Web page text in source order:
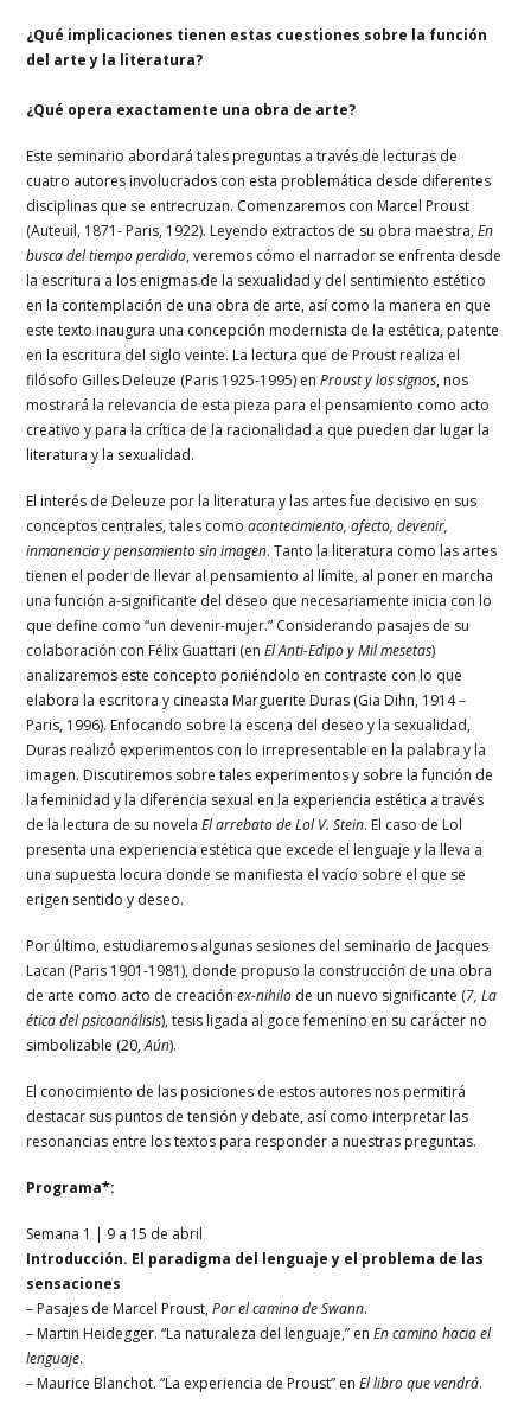
¿Qué implicaciones tienen estas cuestiones sobre la función
del arte y la literatura?
¿Qué opera exactamente una obra de arte?
Este seminario abordará tales preguntas a través de lecturas de
cuatro autores involucrados con esta problemática desde diferentes
disciplinas que se entrecruzan. Comenzaremos con Marcel Proust
(Auteuil, 1871- Paris, 1922). Leyendo extractos de su obra maestra,En
busca del tiempo perdido, veremos cómo el narrador se enfrenta desde
la escritura a los enigmas de la sexualidad y del sentimiento estético
en la contemplación de una obra de arte, así como la manera en que
este texto inaugura una concepción modernista de la estética, patente
en la escritura del siglo veinte. La lectura que de Proust realiza el
filósofo Gilles Deleuze (Paris 1925-1995) enProust y los signos, nos
mostrará la relevancia de esta pieza para el pensamiento como acto
creativo y para la crítica de la racionalidad a que pueden dar lugar la
literatura y la sexualidad.
El interés de Deleuze por la literatura y las artes fue decisivo en sus
conceptos centrales, tales comoacontecimiento, afecto, devenir,
inmanencia y pensamiento sin imagen. Tanto la literatura como las artes
tienen el poder de llevar al pensamiento al límite, al poner en marcha
una función a-significante del deseo que necesariamente inicia con lo
que define como “un devenir-mujer.” Considerando pasajes de su
colaboración con Félix Guattari (enEl Anti-Edipo y Mil mesetas)
analizaremos este concepto poniéndolo en contraste con lo que
elabora la escritora y cineasta Marguerite Duras (Gia Dihn, 1914 –
Paris, 1996). Enfocando sobre la escena del deseo y la sexualidad,
Duras realizó experimentos con lo irrepresentable en la palabra y la
imagen. Discutiremos sobre tales experimentos y sobre la función de
la feminidad y la diferencia sexual en la experiencia estética a través
de la lectura de su novela El arrebato de Lol V. Stein. El caso de Lol
presenta una experiencia estética que excede el lenguaje y la lleva a
una supuesta locura donde se manifiesta el vacío sobre el que se
erigen sentido y deseo.
Por último, estudiaremos algunas sesiones del seminario de Jacques
Lacan (Paris 1901-1981), donde propuso la construcción de una obra
de arte como acto de creaciónex-nihilo de un nuevo significante (7, La
ética del psicoanálisis), tesis ligada al goce femenino en su carácter no
simbolizable (20,Aún).
El conocimiento de las posiciones de estos autores nos permitirá
destacar sus puntos de tensión y debate, así como interpretar las
resonancias entre los textos para responder a nuestras preguntas.
Programa*:
Semana 1 | 9 a 15 de abril
Introducción. El paradigma del lenguaje y el problema de las
sensaciones
– Pasajes de Marcel Proust,Por el camino de Swann.
– Martin Heidegger. “La naturaleza del lenguaje,” enEn camino hacia el
lenguaje.
– Maurice Blanchot. “La experiencia de Proust” enEl libro que vendrá.